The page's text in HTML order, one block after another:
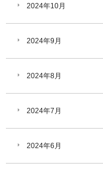
2024年10月
2024年9月
2024年8月
2024年7月
2024年6月